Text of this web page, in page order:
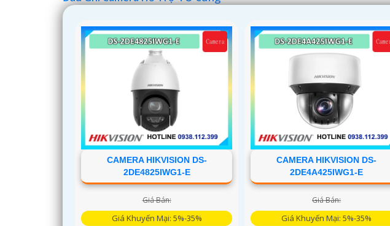
CAMERA HIKVISION DS-
2DE4825IWG1-E
Giá Bán:
Giá Khuyến Mại: 5%-35%
CAMERA HIKVISION DS-
2DE4A425IWG1-E
Giá Bán:
Giá Khuyến Mại: 5%-35%